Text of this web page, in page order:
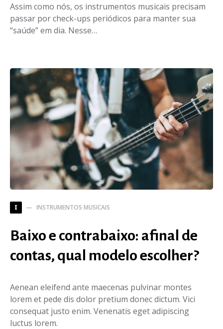
Assim como nós, os instrumentos musicais precisam
passar por check-ups periódicos para manter sua
“saúde” em dia. Nesse…
I INSTRUMENTOS MUSICAIS
Baixo e contrabaixo: afinal de
contas, qual modelo escolher?
Aenean eleifend ante maecenas pulvinar montes
lorem et pede dis dolor pretium donec dictum. Vici
consequat justo enim. Venenatis eget adipiscing
luctus lorem.